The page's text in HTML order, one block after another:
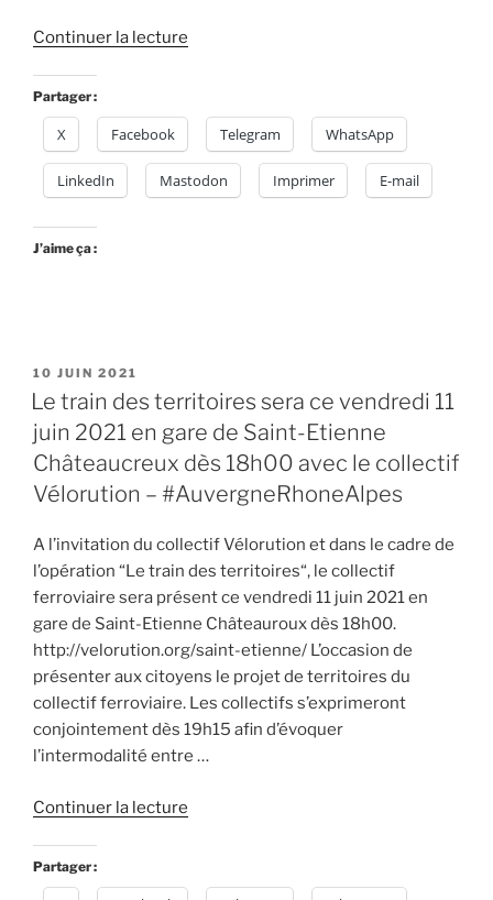
Continuer la lecture
des
territoires
en
gare
Vélorution
–
#AuvergneRhoneAlpes »
Partager :
X Facebook Telegram WhatsApp
LinkedIn Mastodon Imprimer E-mail
J’aime ça :
PUBLIÉ
LE
10 JUIN 2021
Le train des territoires sera ce vendredi 11
juin 2021 en gare de Saint-Etienne
Châteaucreux dès 18h00 avec le collectif
Vélorution – #AuvergneRhoneAlpes
A l’invitation du collectif Vélorution et dans le cadre de
l’opération “Le train des territoires“, le collectif
ferroviaire sera présent ce vendredi 11 juin 2021 en
gare de Saint-Etienne Châteauroux dès 18h00.
http://velorution.org/saint-etienne/ L’occasion de
présenter aux citoyens le projet de territoires du
collectif ferroviaire. Les collectifs s’exprimeront
conjointement dès 19h15 afin d’évoquer
l’intermodalité entre …
Continuer la lecture
des
Partager :